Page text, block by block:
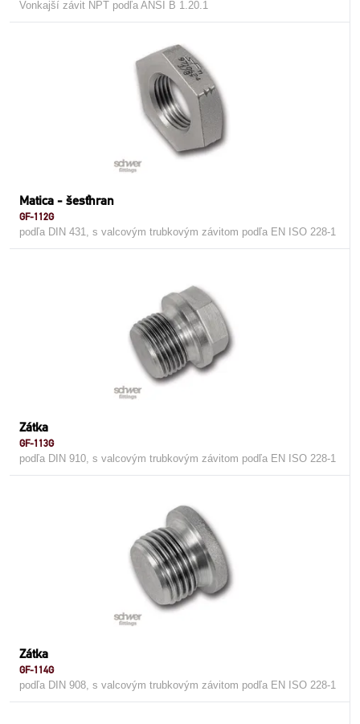
Vonkajší závit NPT podľa ANSI B 1.20.1
Matica - šesťhran
GF-112G
podľa DIN 431, s valcovým trubkovým závitom podľa EN ISO 228-1
Zátka
GF-113G
podľa DIN 910, s valcovým trubkovým závitom podľa EN ISO 228-1
Zátka
GF-114G
podľa DIN 908, s valcovým trubkovým závitom podľa EN ISO 228-1